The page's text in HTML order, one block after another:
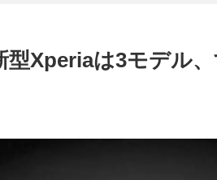
型Xperiaは3モデル